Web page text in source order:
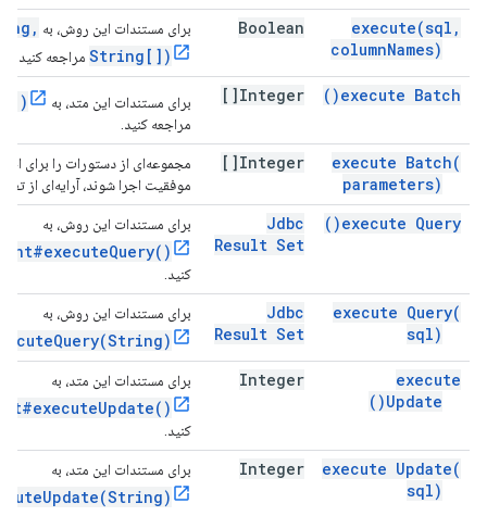
execute(sql ,
columnNames)
Boolean برای مستندات این روش، به
String[]) مراجعه کنید.
execute Batch(
)
Integer[] برای مستندات این متد، به
مراجعه کنید.
execute Batch(
parameters)
Integer[]
مجموعه‌ای از دستورات را برای
موفقیت اجرا شوند، آرایه‌ای از
execute Query(
)
Jdbc
Result Set
برای مستندات این روش، به
کنید.
execute Query(
sql)
Jdbc
Result Set
برای مستندات این روش، به
execute
Update(
)
Integer برای مستندات این متد، به
کنید.
execute Update(
sql)
Integer برای مستندات این متد، به